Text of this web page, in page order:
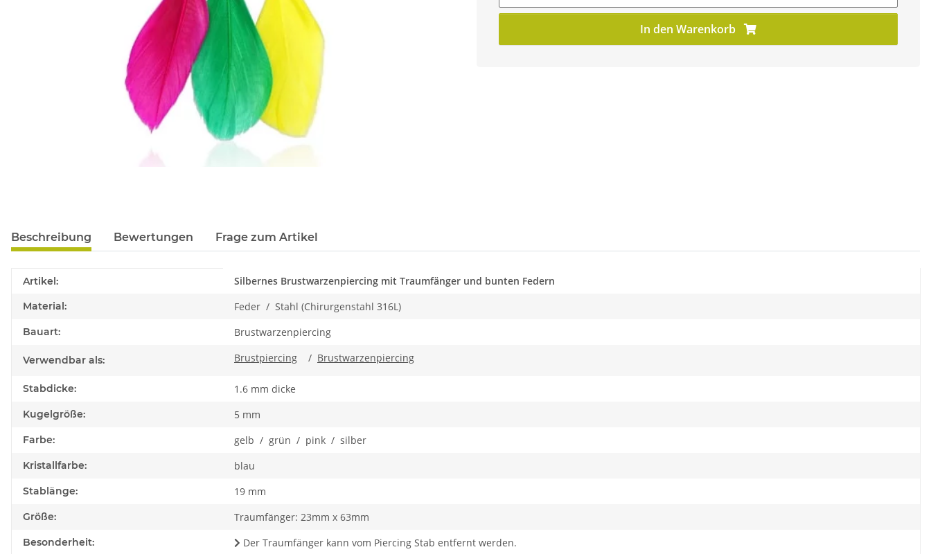
In den Warenkorb
Beschreibung Bewertungen Frage zum Artikel
Produkteigenschaft
Wert
Artikel: Silbernes Brustwarzenpiercing mit Traumfänger und bunten Federn
Material: Feder / Stahl (Chirurgenstahl 316L)
Bauart: Brustwarzenpiercing
Verwendbar als: Brustpiercing / Brustwarzenpiercing
Stabdicke: 1.6 mm dicke
Kugelgröße: 5 mm
Farbe: gelb / grün / pink / silber
Kristallfarbe: blau
Stablänge: 19 mm
Größe: Traumfänger: 23mm x 63mm
Besonderheit: Der Traumfänger kann vom Piercing Stab entfernt werden.